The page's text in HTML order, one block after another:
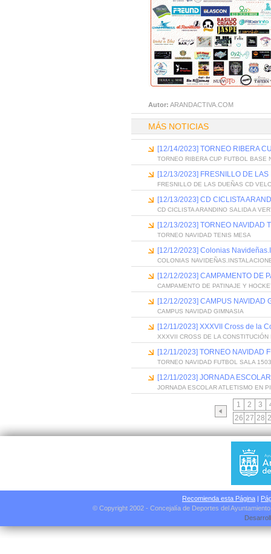
Autor: ARANDACTIVA.COM
MÁS NOTICIAS
[12/14/2023] TORNEO RIBERA
TORNEO RIBERA CUP FUTBOL BASE
[12/13/2023] FRESNILLO DE
FRESNILLO DE LAS DUEÑAS CD
[12/13/2023] CD CICLISTA
CD CICLISTA ARANDINO SALIDA A
[12/13/2023] TORNEO NAVIDAD
TORNEO NAVIDAD TENIS MESA
[12/12/2023] Colonias
COLONIAS
[12/12/2023] CAMPAMENTO DE
CAMPAMENTO DE PATINAJE Y
[12/12/2023] CAMPUS NAVIDAD
CAMPUS NAVIDAD GIMNASIA
[12/11/2023] XXXVII Cross de la
XXXVII CROSS DE LA CONSTITUCIÓN
[12/11/2023] TORNEO NAVIDAD
TORNEO NAVIDAD FUTBOL SALA
[12/11/2023] JORNADA
JORNADA ESCOLAR ATLETISMO EN
1 2 3
26 27 28
Recomienda esta Página |
© Copyright 2002 - Concejalía de Deportes del